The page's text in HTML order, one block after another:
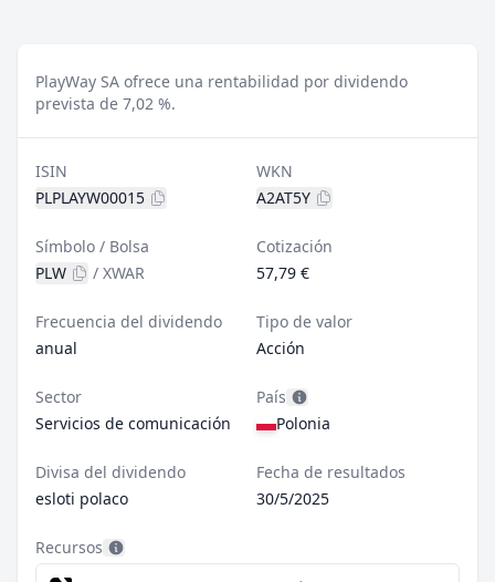
PlayWay SA ofrece una rentabilidad por dividendo
prevista de 7,02 %.
ISIN
PLPLAYW00015
WKN
A2AT5Y
Símbolo / Bolsa
PLW
/ XWAR
Cotización
57,79 €
Frecuencia del dividendo
anual
Tipo de valor
Acción
Sector
Servicios de comunicación
País
Polonia
Divisa del dividendo
esloti polaco
Fecha de resultados
30/5/2025
Recursos